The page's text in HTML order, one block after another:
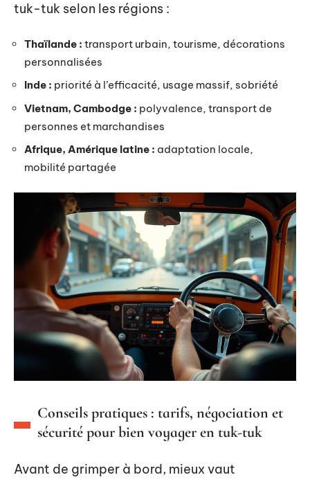
tuk-tuk selon les régions :
Thaïlande : transport urbain, tourisme, décorations
personnalisées
Inde : priorité à l’efficacité, usage massif, sobriété
Vietnam, Cambodge : polyvalence, transport de
personnes et marchandises
Afrique, Amérique latine : adaptation locale,
mobilité partagée
Conseils pratiques : tarifs, négociation et
sécurité pour bien voyager en tuk-tuk
Avant de grimper à bord, mieux vaut